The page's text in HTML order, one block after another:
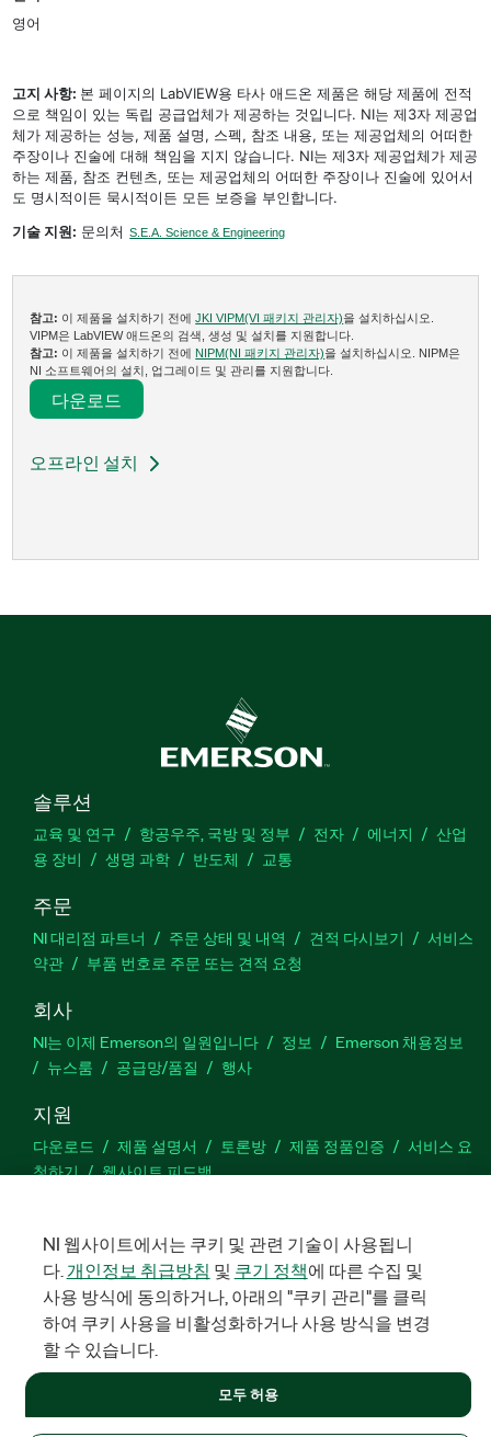
영어
고지 사항: 본 페이지의 LabVIEW용 타사 애드온 제품은 해당 제품에 전적
으로 책임이 있는 독립 공급업체가 제공하는 것입니다. NI는 제3자 제공업
체가 제공하는 성능, 제품 설명, 스펙, 참조 내용, 또는 제공업체의 어떠한
주장이나 진술에 대해 책임을 지지 않습니다. NI는 제3자 제공업체가 제공
하는 제품, 참조 컨텐츠, 또는 제공업체의 어떠한 주장이나 진술에 있어서
도 명시적이든 묵시적이든 모든 보증을 부인합니다.
기술 지원: 문의처 S.E.A. Science & Engineering
참고: 이 제품을 설치하기 전에JKI VIPM(VI 패키지 관리자)을 설치하십시오.
VIPM은 LabVIEW 애드온의 검색, 생성 및 설치를 지원합니다.
참고: 이 제품을 설치하기 전에 NIPM(NI 패키지 관리자)을 설치하십시오. NIPM은
NI 소프트웨어의 설치, 업그레이드 및 관리를 지원합니다.
다운로드​
오프라인 설치
솔루션
교육 및 연구 항공우주, 국방 및 정부 전자 에너지
산업
용 장비
생명 과학 반도체 교통
주문
NI 대리점 파트너 주문 상태 및 내역 견적 다시보기
서비스
약관
부품 번호로 주문 또는 견적 요청
회사
NI는 이제 Emerson의 일원입니다 정보
Emerson 채용정보
뉴스룸
공급망/품질 행사
지원
다운로드 제품 설명서 토론방 제품 정품인증
서비스 요
청하기
웹사이트 피드백
Facebook
TwitterLinkedIn
법적정보|IMPRINT|개인정보 취급방침|쿠키 관리
©NATIONAL INSTRUMENTS CORP. 판권 소유. 한국내쇼날인스트루먼
트㈜ | 주소: 서울특별시 영등포구 여의대로 108, 36층 (여의도동,
파크원 타워1) | 대표자: 수리후앗, 페드로와이안드라데 | 사업자 등
록번호: 214-81-91583 | 대표전화: 02-3451-3400
NI 웹사이트에서는 쿠키 및 관련 기술이 사용됩니
다. 개인정보 취급방침 및 쿠기 정책에 따른 수집 및
사용 방식에 동의하거나, 아래의 "쿠키 관리"를 클릭
하여 쿠키 사용을 비활성화하거나 사용 방식을 변경
할 수 있습니다.
모두 허용